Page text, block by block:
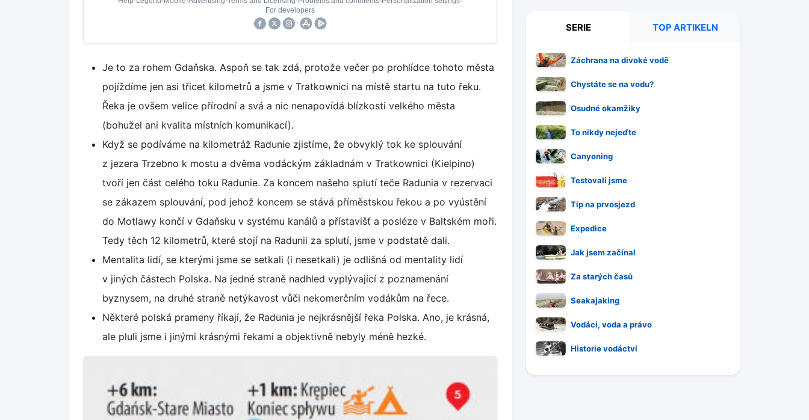
Je to za rohem Gdaňska. Aspoň se tak zdá, protože večer po prohlídce tohoto města
pojíždíme jen asi třicet kilometrů a jsme v Tratkownici na místě startu na tuto řeku.
Řeka je ovšem velice přírodní a svá a nic nenapovídá blízkosti velkého města
(bohužel ani kvalita místních komunikací).
Když se podíváme na kilometráž Radunie zjistíme, že obvyklý tok ke splouvání
z jezera Trzebno k mostu a dvěma vodáckým základnám v Tratkownici (Kielpino)
tvoří jen část celého toku Radunie. Za koncem našeho splutí teče Radunia v rezervaci
se zákazem splouvání, pod jehož koncem se stává příměstskou řekou a po vyústění
do Motlawy končí v Gdaňsku v systému kanálů a přístavišť a posléze v Baltském moři.
Tedy těch 12 kilometrů, které stojí na Radunii za splutí, jsme v podstatě dali.
Mentalita lidí, se kterými jsme se setkali (i nesetkali) je odlišná od mentality lidí
v jiných částech Polska. Na jedné straně nadhled vyplývající z poznamenání
byznysem, na druhé straně netýkavost vůči nekomerčním vodákům na řece.
Některé polská prameny říkají, že Radunia je nejkrásnější řeka Polska. Ano, je krásná,
ale pluli jsme i jinými krásnými řekami a objektivně nebyly méně hezké.
SERIE TOP ARTIKELN
Záchrana na divoké vodě
Chystáte se na vodu?
Osudné okamžiky
To nikdy nejeďte
Canyoning
Testovali jsme
Tip na prvosjezd
Expedice
Jak jsem začínal
Za starých časů
Seakajaking
Vodáci, voda a právo
Historie vodáctví